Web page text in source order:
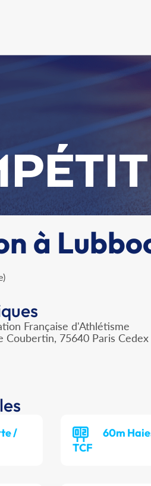
à
Française d'Athlétisme
Coubertin, 75640 Paris
/
60m
TCF